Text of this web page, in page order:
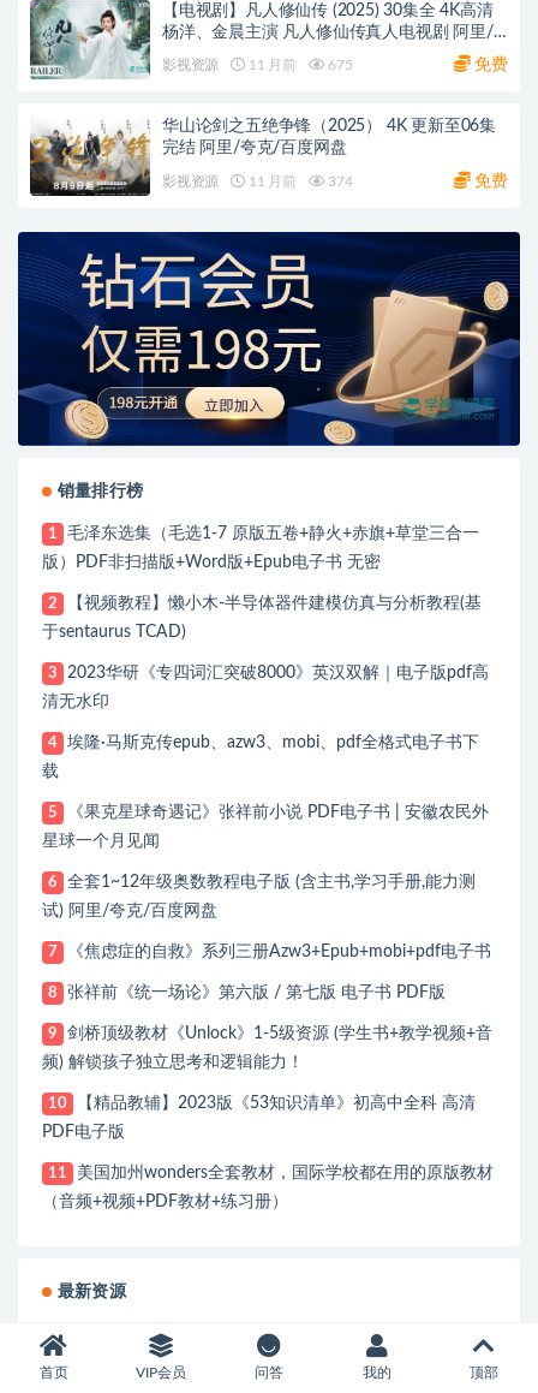
【电视剧】凡人修仙传 (2025) 30集全 4K高清
杨洋、金晨主演 凡人修仙传真人电视剧 阿里/
影视资源 11 月前 675 免费
华山论剑之五绝争锋（2025） 4K 更新至06集
完结 阿里/夸克/百度网盘
影视资源 11 月前 374 免费
销量排行榜
1
毛泽东选集（毛选1-7 原版五卷+静火+赤旗+草堂三合一
版）PDF非扫描版+Word版+Epub电子书 无密
2
【视频教程】懒小木-半导体器件建模仿真与分析教程(基
于sentaurus TCAD)
3
2023华研《专四词汇突破8000》英汉双解｜电子版pdf高
清无水印
4
埃隆·马斯克传epub、azw3、mobi、pdf全格式电子书下
载
5
《果克星球奇遇记》张祥前小说 PDF电子书 | 安徽农民外
星球一个月见闻
6
全套1~12年级奥数教程电子版 (含主书,学习手册,能力测
试) 阿里/夸克/百度网盘
7 《焦虑症的自救》系列三册Azw3+Epub+mobi+pdf电子书
8 张祥前《统一场论》第六版 / 第七版 电子书 PDF版
9
剑桥顶级教材《Unlock》1-5级资源 (学生书+教学视频+音
频) 解锁孩子独立思考和逻辑能力！
10
【精品教辅】2023版《53知识清单》初高中全科 高清
PDF电子版
11
美国加州wonders全套教材，国际学校都在用的原版教材
（音频+视频+PDF教材+练习册）
最新资源
最全Codex入门教程，从基础配置到项目实
战 视频教程 网盘下载
首页 VIP会员 问答 我的 顶部